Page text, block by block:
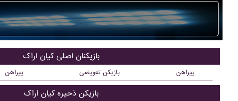
بازیکنان اصلی کيان اراک
پیراهن بازیکن تعویضی پیراهن
بازیکن ذحیره کيان اراک